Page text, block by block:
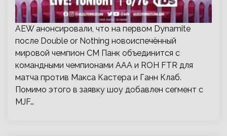
AEW анонсировали, что на первом Dynamite
после Double or Nothing новоиспечённый
мировой чемпион СМ Панк объединится с
командными чемпионами ААА и ROH FTR для
матча против Макса Кастера и Ганн Клаб.
Помимо этого в заявку шоу добавлен сегмент с
MJF…